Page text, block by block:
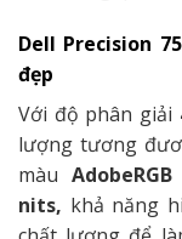
Dell Precision
đẹp
Với độ phân giải
lượng tương
màu AdobeRGB
nits, khả năng